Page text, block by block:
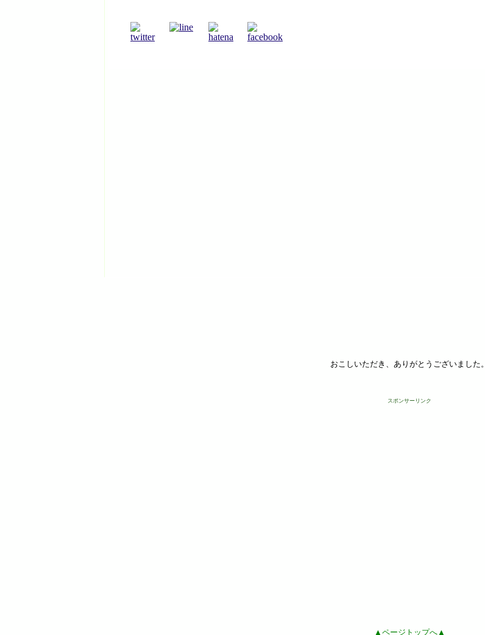
おこしいただき、ありがとうございました。
スポンサーリンク
▲ページトップへ▲